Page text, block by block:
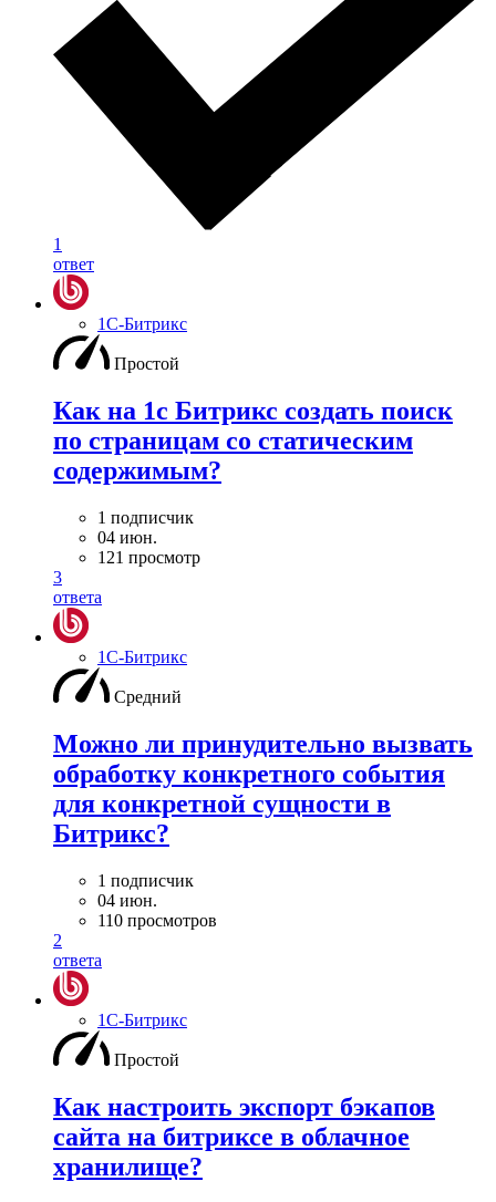
1
ответ
1С-Битрикс
Простой
Как на 1с Битрикс создать поиск
по страницам со статическим
содержимым?
1 подписчик
04 июн.
121 просмотр
3
ответа
1С-Битрикс
Средний
Можно ли принудительно вызвать
обработку конкретного события
для конкретной сущности в
Битрикс?
1 подписчик
04 июн.
110 просмотров
2
ответа
1С-Битрикс
Простой
Как настроить экспорт бэкапов
сайта на битриксе в облачное
хранилище?